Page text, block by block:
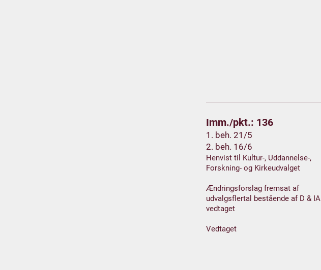
Imm./pkt.: 136
1. beh. 21/5
2. beh. 16/6
Henvist til Kultur-, Uddannelse-,
Forskning- og Kirkeudvalget
Ændringsforslag fremsat af
udvalgsflertal bestående af D & IA
vedtaget
Vedtaget